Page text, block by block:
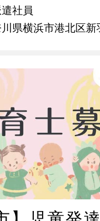
社員
県横浜市港北区新